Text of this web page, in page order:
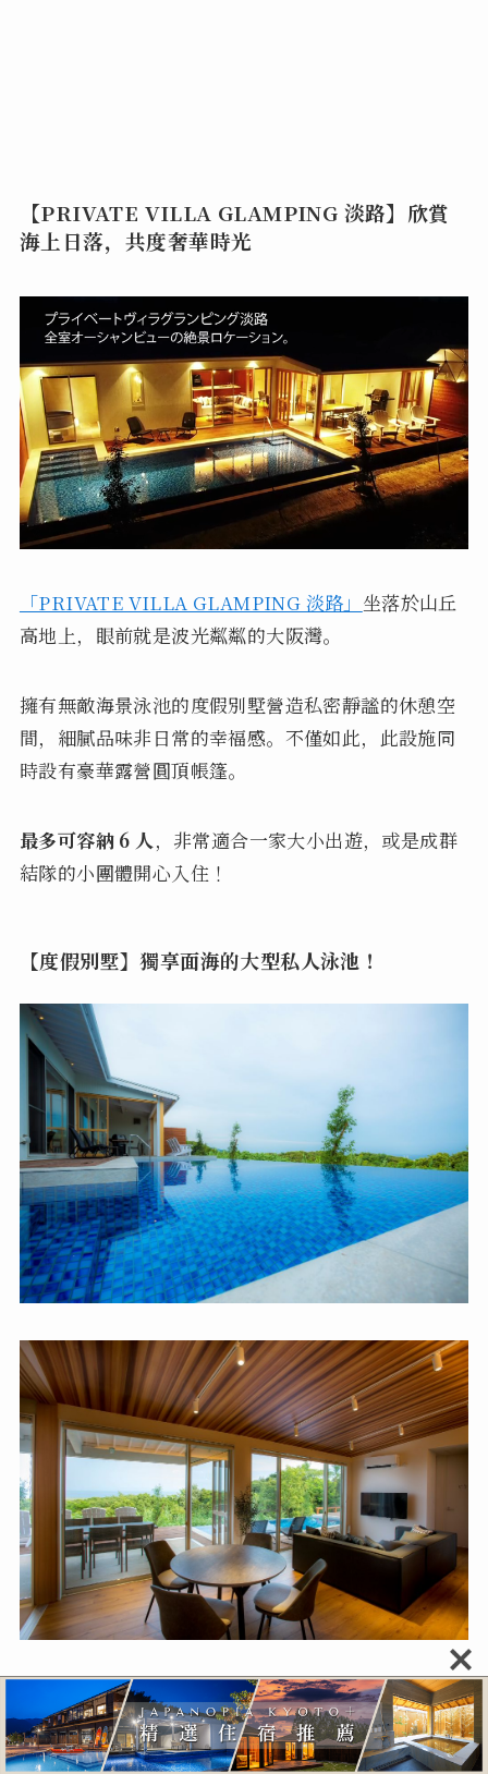
【PRIVATE VILLA GLAMPING 淡路】欣賞
海上日落，共度奢華時光
「PRIVATE VILLA GLAMPING 淡路」 坐落於山丘
高地上，眼前就是波光粼粼的大阪灣。
擁有無敵海景泳池的度假別墅營造私密靜謐的休憩空
間，細膩品味非日常的幸福感。不僅如此，此設施同
時設有豪華露營圓頂帳篷。
最多可容納 6 人，非常適合一家大小出遊，或是成群
結隊的小團體開心入住！
【度假別墅】獨享面海的大型私人泳池！
度假別墅房型附有海景泳池，也是個專屬於自己獨享
的露天觀景台。